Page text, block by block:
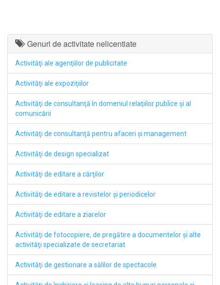
Genuri de activitate nelicentiate
Activităţi ale agenţiilor de publicitate
Activităţi ale expoziţiilor
Activităţi de consultanţă în domeniul relaţiilor publice şi al
comunicării
Activităţi de consultanţă pentru afaceri şi management
Activităţi de design specializat
Activităţi de editare a cărţilor
Activităţi de editare a revistelor şi periodicelor
Activităţi de editare a ziarelor
Activităţi de fotocopiere, de pregătire a documentelor şi alte
activităţi specializate de secretariat
Activităţi de gestionare a sălilor de spectacole